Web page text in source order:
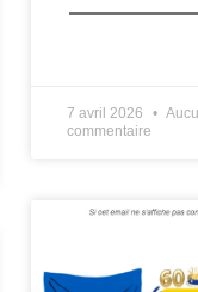
7 avril 2026
commentaire